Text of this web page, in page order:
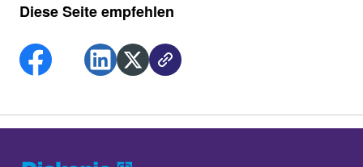
Diese Seite empfehlen